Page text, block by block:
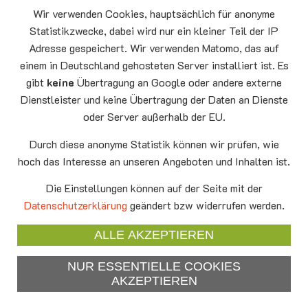
Auferstehungskirche Neufahrn
Montag
15.00 - 17.00
10.08
Senioren-Spieletreff Neufahrn
Auferstehungskirche Neufahrn
Mittwoch
20.00 Offenes Ende
Godtimes
Facebook
YouTube
Newsletter
Wir verwenden Cookies, hauptsächlich für anonyme
Statistikzwecke, dabei wird nur ein kleiner Teil der IP
Adresse gespeichert. Wir verwenden Matomo, das auf
einem in Deutschland gehosteten Server installiert ist. Es
gibt keine Übertragung an Google oder andere externe
Dienstleister und keine Übertragung der Daten an Dienste
oder Server außerhalb der EU.
Durch diese anonyme Statistik können wir prüfen, wie
hoch das Interesse an unseren Angeboten und Inhalten ist.
Die Einstellungen können auf der Seite mit der
Datenschutzerklärung geändert bzw widerrufen werden.
ALLE AKZEPTIEREN
NUR ESSENTIELLE COOKIES
AKZEPTIEREN